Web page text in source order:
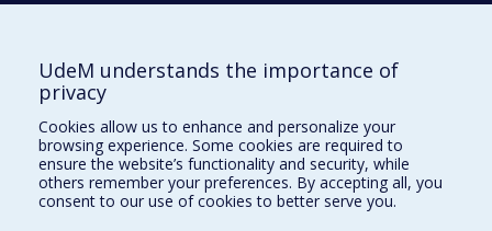
Comment soutenir le Département?
BESOIN D'AIDE?
Plan du site
Signaler une erreur
Accessibilité
UdeM understands the importance of
privacy
Cookies allow us to enhance and personalize your
browsing experience. Some cookies are required to
ensure the website’s functionality and security, while
others remember your preferences. By accepting all, you
consent to our use of cookies to better serve you.